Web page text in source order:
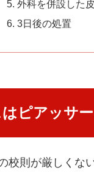
外科を併設した
3日後の処置
ピアッサ
校則が厳しくな